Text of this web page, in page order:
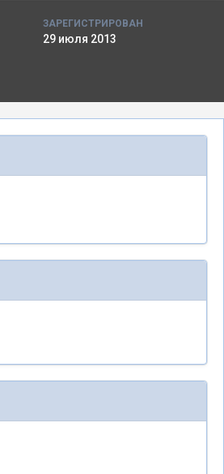
ЗАРЕГИСТРИРОВАН
29 июля 2013